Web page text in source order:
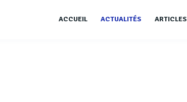
ACCUEIL ACTUALITÉS ARTICLES